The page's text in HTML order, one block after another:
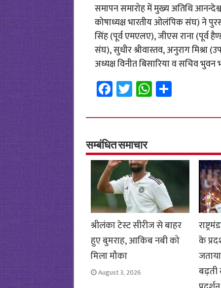
समापन समारोह में मुख्य अतिथि
कोषाध्यक्ष भारतीय ओलंपिक संघ) ने
सिंह (पूर्व एमएलए), जीएस राना (पूर्व
संघ), सुधीर श्रीवास्तव, अनुराग
अध्यक्ष विनीत बिसारिया व सचिव भुवन
Fa
ce
b
o
o
k
T
wi
tt
er
W
h
at
p
p
S
h
ar
सम्बंधित समाचार
श्रीलंका टेस्ट सीरीज से बाहर
हुए बुमराह, आकिब नबी को
मिला मौका
August 3, 2026
के